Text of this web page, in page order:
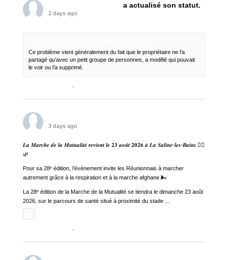
a actualisé son statut.
2 days ago
Ce problème vient généralement du fait que le propriétaire ne l’a
partagé qu’avec un petit groupe de personnes, a modifié qui pouvait
le voir ou l’a supprimé.
·
3 days ago
𝑳𝒂 𝑴𝒂𝒓𝒄𝒉𝒆 𝒅𝒆 𝒍𝒂 𝑴𝒖𝒕𝒖𝒂𝒍𝒊𝒕𝒆́ 𝒓𝒆𝒗𝒊𝒆𝒏𝒕 𝒍𝒆 𝟐𝟑 𝒂𝒐𝒖̂𝒕 𝟐𝟎𝟐𝟔 𝒂̀ 𝑳𝒂 𝑺𝒂𝒍𝒊𝒏𝒆-𝒍𝒆𝒔-𝑩𝒂𝒊𝒏𝒔 🚶‍♀️
🌿
Pour sa 28ᵉ édition, l’événement invite les Réunionnais à marcher
autrement grâce à la respiration et à la marche afghane 🌬️
La 28ᵉ édition de la Marche de la Mutualité se tiendra le dimanche 23 août
2026, sur le parcours de santé situé à proximité du stade ...
·